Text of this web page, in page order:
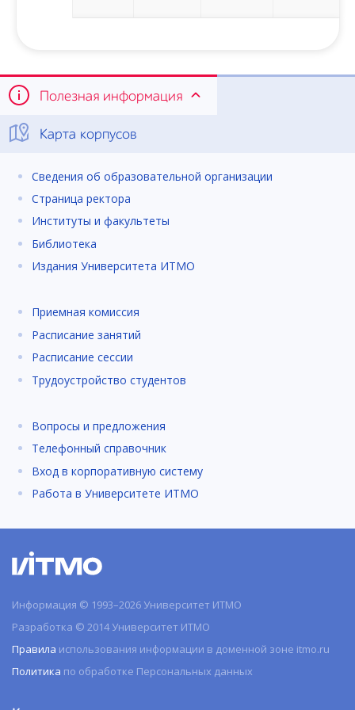
Полезная информация
Карта корпусов
Сведения об образовательной организации
Страница ректора
Институты и факультеты
Библиотека
Издания Университета ИТМО
Приемная комиссия
Расписание занятий
Расписание сессии
Трудоустройство студентов
Вопросы и предложения
Телефонный справочник
Вход в корпоративную систему
Работа в Университете ИТМО
Информация © 1993–2026 Университет ИТМО
Разработка © 2014 Университет ИТМО
Правила использования информации в доменной зоне itmo.ru
Политика по обработке Персональных данных